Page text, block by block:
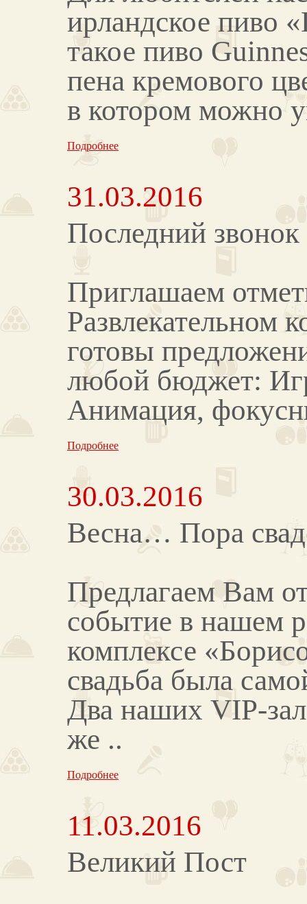
ирландское пиво
такое пиво
пена кремового
в котором можно
Подробнее
31.03.2016
Последний
Приглашаем
Развлекательном
готовы
любой бюджет:
Анимация,
Подробнее
30.03.2016
Весна… Пора
Предлагаем Вам
событие в нашем
комплексе
свадьба была
Два наших VIP-
же ..
Подробнее
11.03.2016
Великий Пост